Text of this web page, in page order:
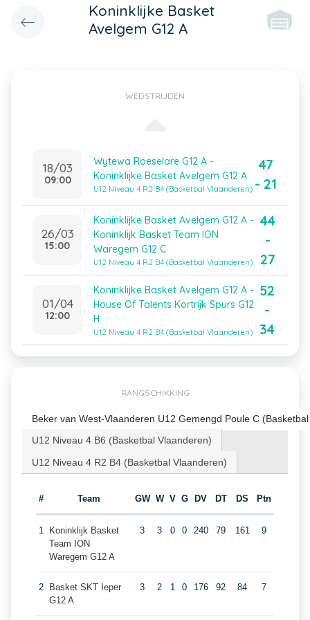
Koninklijke Basket
Avelgem G12 A
WEDSTRIJDEN
18/03
09:00
Wytewa Roeselare G12 A -
Koninklijke Basket Avelgem G12 A
U12 Niveau 4 R2 B4 (Basketbal Vlaanderen)
47
- 21
26/03
15:00
Koninklijke Basket Avelgem G12 A -
Koninklijk Basket Team ION
Waregem G12 C
U12 Niveau 4 R2 B4 (Basketbal Vlaanderen)
44
-
27
01/04
12:00
Koninklijke Basket Avelgem G12 A -
House Of Talents Kortrijk Spurs G12
H
U12 Niveau 4 R2 B4 (Basketbal Vlaanderen)
52
-
34
RANGSCHIKKING
Beker van West-Vlaanderen U12 Gemengd Poule C
U12 Niveau 4 B6 (Basketbal Vlaanderen)
U12 Niveau 4 R2 B4 (Basketbal Vlaanderen)
# Team GW W V G DV DT DS Ptn
1
Koninklijk Basket
Team ION
Waregem G12 A
3 3 0 0 240 79 161 9
2
Basket SKT Ieper
G12 A
3 2 1 0 176 92 84 7